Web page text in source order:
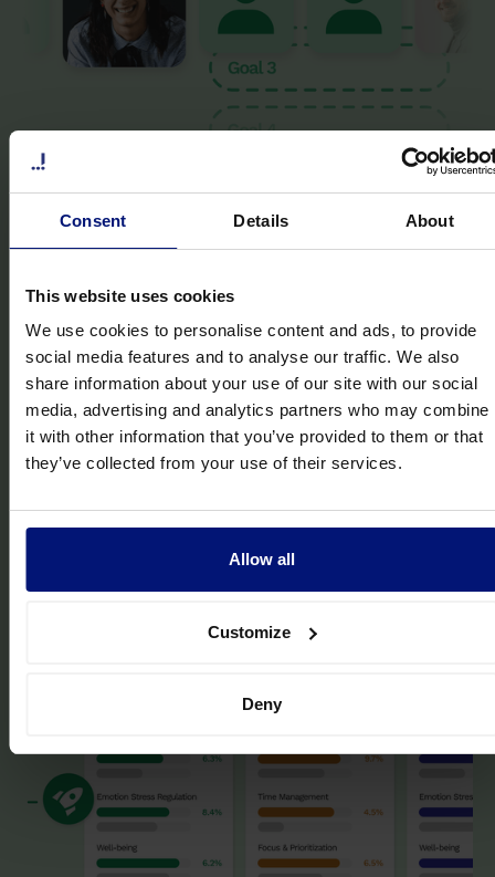
Consent Details About
This website uses cookies
We use cookies to personalise content and ads, to provide
social media features and to analyse our traffic. We also
share information about your use of our site with our social
media, advertising and analytics partners who may combine
it with other information that you’ve provided to them or that
they’ve collected from your use of their services.
Allow all
Customize
Deny
Unternehmensspezifisches Live-
Onboarding - Erste Sitzungen
entsprechend Ihren Zielen